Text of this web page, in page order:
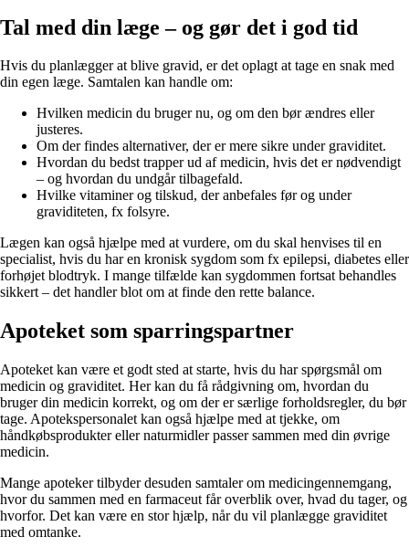
Tal med din læge – og gør det i god tid
Hvis du planlægger at blive gravid, er det oplagt at tage en snak med
din egen læge. Samtalen kan handle om:
Hvilken medicin du bruger nu, og om den bør ændres eller
justeres.
Om der findes alternativer, der er mere sikre under graviditet.
Hvordan du bedst trapper ud af medicin, hvis det er nødvendigt
– og hvordan du undgår tilbagefald.
Hvilke vitaminer og tilskud, der anbefales før og under
graviditeten, fx folsyre.
Lægen kan også hjælpe med at vurdere, om du skal henvises til en
specialist, hvis du har en kronisk sygdom som fx epilepsi, diabetes eller
forhøjet blodtryk. I mange tilfælde kan sygdommen fortsat behandles
sikkert – det handler blot om at finde den rette balance.
Apoteket som sparringspartner
Apoteket kan være et godt sted at starte, hvis du har spørgsmål om
medicin og graviditet. Her kan du få rådgivning om, hvordan du
bruger din medicin korrekt, og om der er særlige forholdsregler, du bør
tage. Apotekspersonalet kan også hjælpe med at tjekke, om
håndkøbsprodukter eller naturmidler passer sammen med din øvrige
medicin.
Mange apoteker tilbyder desuden samtaler om medicingennemgang,
hvor du sammen med en farmaceut får overblik over, hvad du tager, og
hvorfor. Det kan være en stor hjælp, når du vil planlægge graviditet
med omtanke.